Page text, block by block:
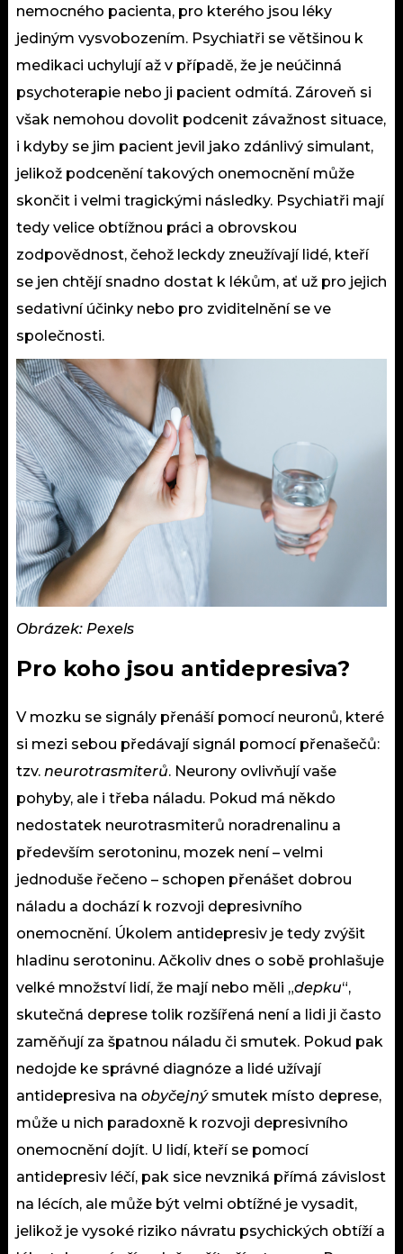
nemocného pacienta, pro kterého jsou léky
jediným vysvobozením. Psychiatři se většinou k
medikaci uchylují až v případě, že je neúčinná
psychoterapie nebo ji pacient odmítá. Zároveň si
však nemohou dovolit podcenit závažnost situace,
i kdyby se jim pacient jevil jako zdánlivý simulant,
jelikož podcenění takových onemocnění může
skončit i velmi tragickými následky. Psychiatři mají
tedy velice obtížnou práci a obrovskou
zodpovědnost, čehož leckdy zneužívají lidé, kteří
se jen chtějí snadno dostat k lékům, ať už pro jejich
sedativní účinky nebo pro zviditelnění se ve
společnosti.
Obrázek: Pexels
Pro koho jsou antidepresiva?
V mozku se signály přenáší pomocí neuronů, které
si mezi sebou předávají signál pomocí přenašečů:
tzv. neurotrasmiterů. Neurony ovlivňují vaše
pohyby, ale i třeba náladu. Pokud má někdo
nedostatek neurotrasmiterů noradrenalinu a
především serotoninu, mozek není – velmi
jednoduše řečeno – schopen přenášet dobrou
náladu a dochází k rozvoji depresivního
onemocnění. Úkolem antidepresiv je tedy zvýšit
hladinu serotoninu. Ačkoliv dnes o sobě prohlašuje
velké množství lidí, že mají nebo měli „depku“,
skutečná deprese tolik rozšířená není a lidi ji často
zaměňují za špatnou náladu či smutek. Pokud pak
nedojde ke správné diagnóze a lidé užívají
antidepresiva na obyčejnýsmutek místo deprese,
může u nich paradoxně k rozvoji depresivního
onemocnění dojít. U lidí, kteří se pomocí
antidepresiv léčí, pak sice nevzniká přímá závislost
na lécích, ale může být velmi obtížné je vysadit,
jelikož je vysoké riziko návratu psychických obtíží a